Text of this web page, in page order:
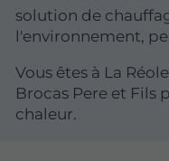
solution de
l'environnement,
Vous êtes à La
Brocas Pere et Fils
chaleur.